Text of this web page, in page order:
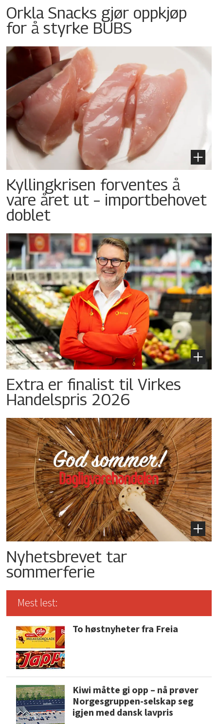
Orkla Snacks gjør oppkjøp
for å styrke BUBS
Kyllingkrisen forventes å
vare året ut – importbehovet
doblet
Extra er finalist til Virkes
Handelspris 2026
Nyhetsbrevet tar
sommerferie
Mest lest:
To høstnyheter fra Freia
Kiwi måtte gi opp – nå prøver
Norgesgruppen-selskap seg
igjen med dansk lavpris